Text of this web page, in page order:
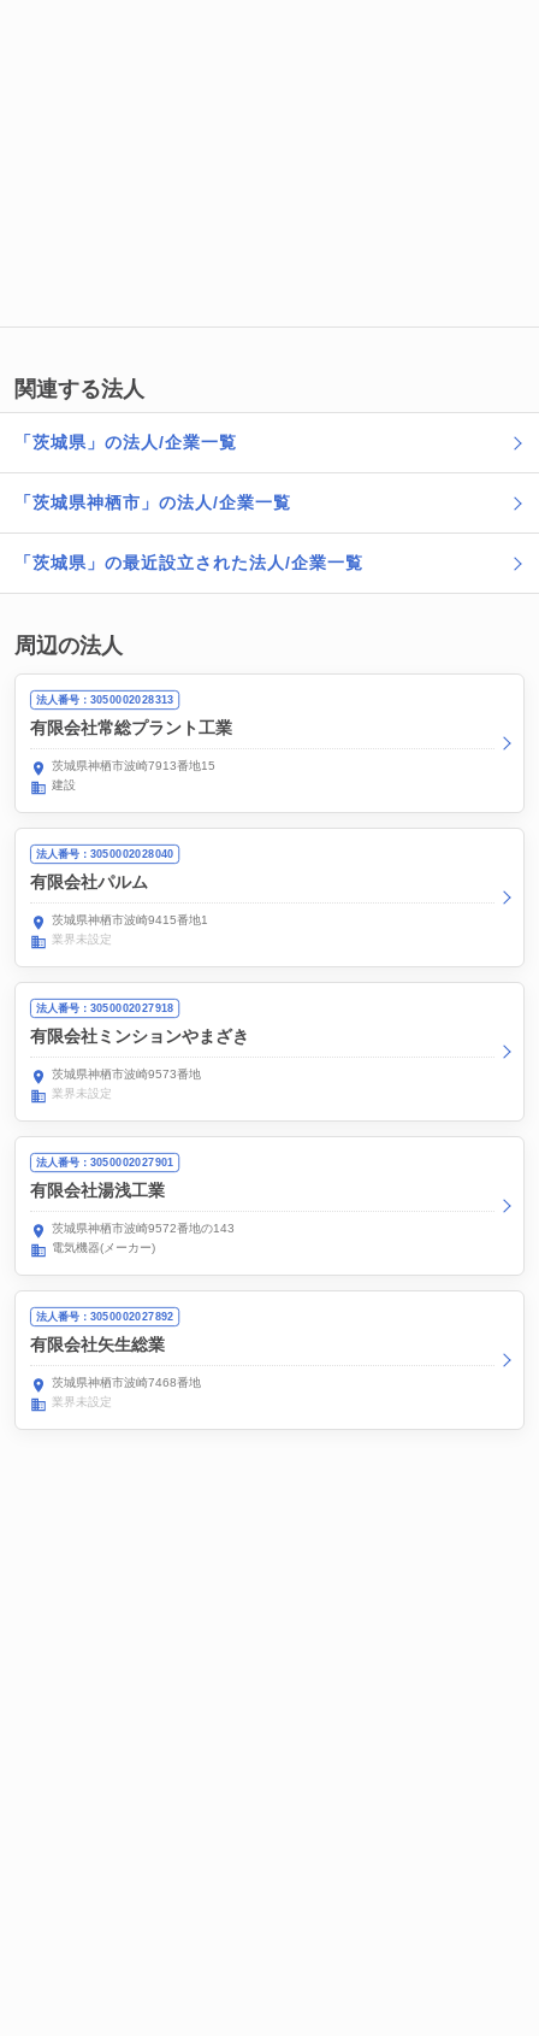
関連する法人
「茨城県」の法人/企業一覧
「茨城県神栖市」の法人/企業一覧
「茨城県」の最近設立された法人/企業一覧
周辺の法人
法人番号：3050002028313
有限会社常総プラント工業
茨城県神栖市波崎7913番地15
建設
法人番号：3050002028040
有限会社パルム
茨城県神栖市波崎9415番地1
業界未設定
法人番号：3050002027918
有限会社ミンションやまざき
茨城県神栖市波崎9573番地
業界未設定
法人番号：3050002027901
有限会社湯浅工業
茨城県神栖市波崎9572番地の143
電気機器(メーカー)
法人番号：3050002027892
有限会社矢生総業
茨城県神栖市波崎7468番地
業界未設定